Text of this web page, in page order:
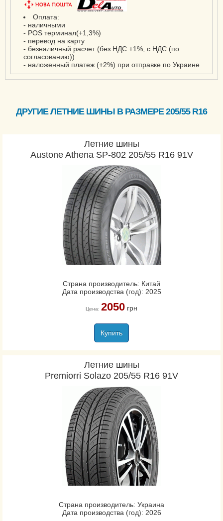
Оплата:
- наличными
- POS терминал(+1,3%)
- перевод на карту
- безналичный расчет (без НДС +1%, с НДС (по
согласованию))
- наложенный платеж (+2%) при отправке по Украине
ДРУГИЕ ЛЕТНИЕ ШИНЫ В РАЗМЕРЕ 205/55 R16
Летние шины
Austone Athena SP-802 205/55 R16 91V
Страна производитель: Китай
Дата производства (год): 2025
Цена: 2050грн
Купить
Летние шины
Premiorri Solazo 205/55 R16 91V
Страна производитель: Украина
Дата производства (год): 2026